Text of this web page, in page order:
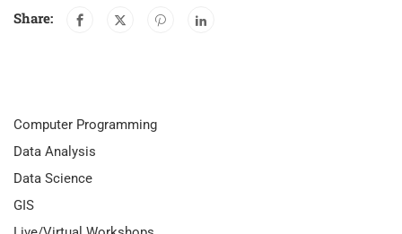
Share:
Computer Programming
Data Analysis
Data Science
GIS